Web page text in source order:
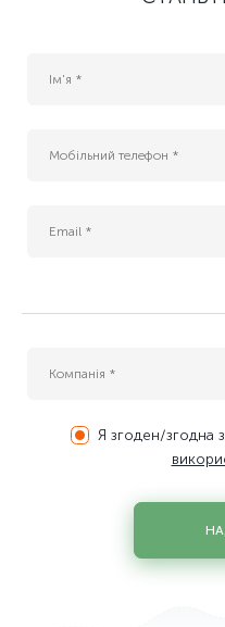
Я згоден/згодна з